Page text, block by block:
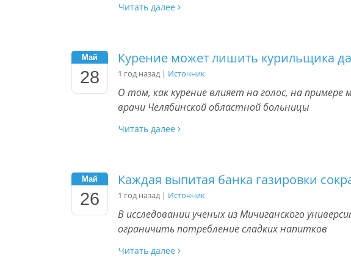
Читать далее
Май
28
Курение может лишить курильщика
1 год назад | Источник
О том, как курение влияет на голос, на
врачи Челябинской областной больницы
Читать далее
Май
26
Каждая выпитая банка газировки
1 год назад | Источник
В исследовании ученых из Мичиганского
ограничить потребление сладких напитков
Читать далее